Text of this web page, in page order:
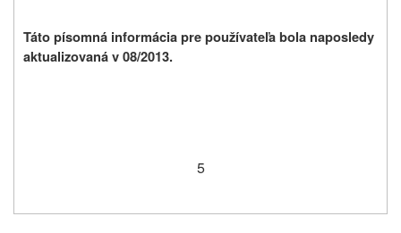
Táto písomná informácia pre používateľa bola naposledy
aktualizovaná v 08/2013.
5